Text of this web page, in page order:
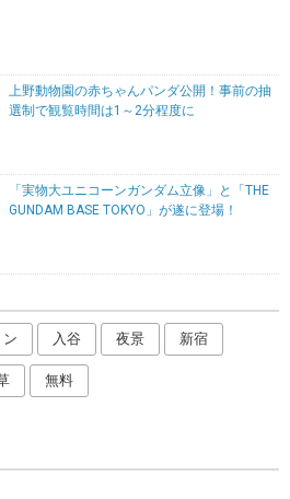
上野動物園の赤ちゃんパンダ公開！事前の抽
選制で観覧時間は1～2分程度に
「実物大ユニコーンガンダム立像」と「THE
GUNDAM BASE TOKYO」が遂に登場！
入谷 夜景 新宿
無料